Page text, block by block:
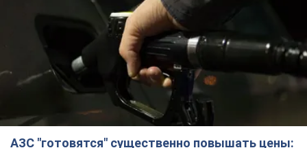
АЗС "готовятся" существенно повышать цены: